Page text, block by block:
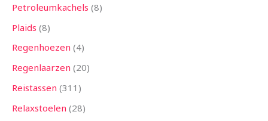
Petroleumkachels 8
Plaids 8
Regenhoezen 4
Regenlaarzen 20
Reistassen 311
Relaxstoelen 28